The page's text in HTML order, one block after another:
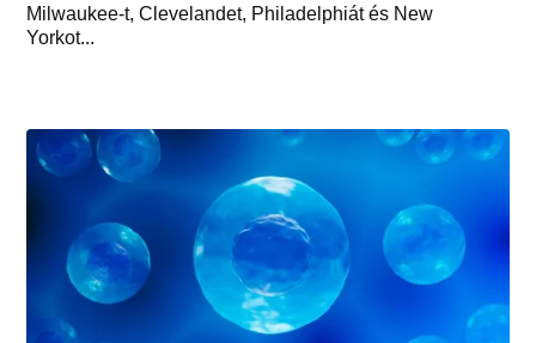
Milwaukee-t, Clevelandet, Philadelphiát és New
Yorkot...